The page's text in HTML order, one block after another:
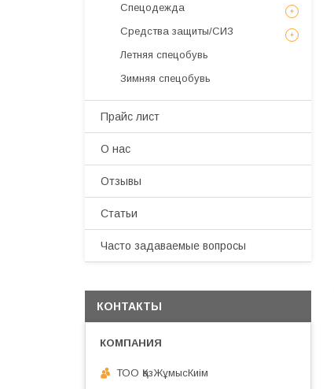
Спецодежда
Средства защиты/СИЗ
Летняя спецобувь
Зимняя спецобувь
Прайс лист
О нас
Отзывы
Статьи
Часто задаваемые вопросы
КОНТАКТЫ
ТОО ҚазЖұмысКиім